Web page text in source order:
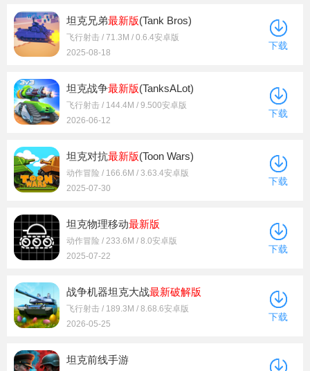
坦克兄弟最新版(Tank Bros)
飞行射击 / 71.3M / 0.6.4安卓版
2025-08-18
下载
坦克战争最新版(TanksALot)
飞行射击 / 144.4M / 9.500安卓版
2026-06-12
下载
坦克对抗最新版(Toon Wars)
动作冒险 / 166.6M / 3.63.4安卓版
2025-07-30
下载
坦克物理移动最新版
动作冒险 / 233.6M / 8.0安卓版
2025-07-22
下载
战争机器坦克大战最新破解版
飞行射击 / 189.3M / 8.68.6安卓版
2026-05-25
下载
坦克前线手游